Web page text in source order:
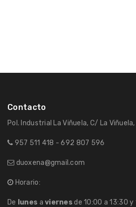
Contacto
Pol. Industrial La Viñuela, C/ La
957 511 418 - 692 807 596
duoxena@gmail.com
Horario:
De lunes aviernesde 10:00 a 13:30 y